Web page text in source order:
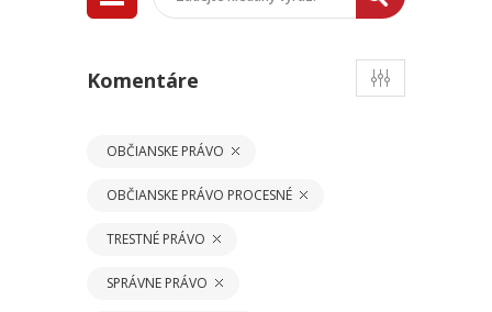
Komentáre
OBČIANSKE PRÁVO
OBČIANSKE PRÁVO PROCESNÉ
TRESTNÉ PRÁVO
SPRÁVNE PRÁVO